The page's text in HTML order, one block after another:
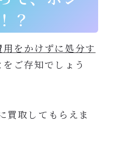
？
用をかけずに処分す
をご存知でしょう
買取してもらえま